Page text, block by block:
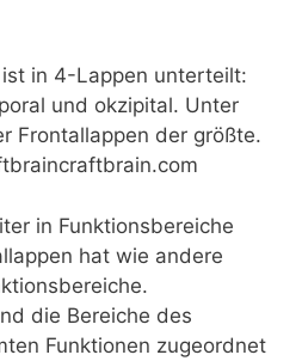
in 4-Lappen unterteilt:
und okzipital. Unter
Frontallappen der größte.
in Funktionsbereiche
hat wie andere
die Bereiche des
Funktionen zugeordnet